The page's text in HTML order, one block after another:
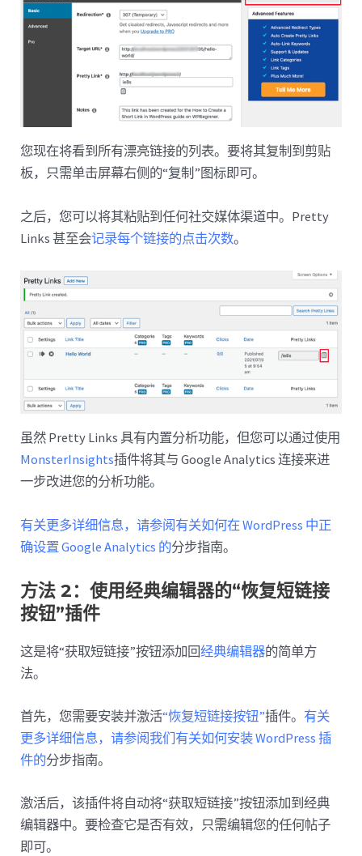
您现在将看到所有漂亮链接的列表。要将其复制到剪贴
板，只需单击屏幕右侧的“复制”图标即可。
之后，您可以将其粘贴到任何社交媒体渠道中。Pretty
Links 甚至会记录每个链接的点击次数。
虽然 Pretty Links 具有内置分析功能，但您可以通过使用
MonsterInsights插件将其与 Google Analytics 连接来进
一步改进您的分析功能。
有关更多详细信息，请参阅有关如何在 WordPress 中正
确设置 Google Analytics 的分步指南。
方法 2：使用经典编辑器的“恢复短链接
按钮”插件
这是将“获取短链接”按钮添加回经典编辑器的简单方
法。
首先，您需要安装并激活“恢复短链接按钮”插件。 有关
更多详细信息，请参阅我们有关如何安装 WordPress 插
件的分步指南。
激活后，该插件将自动将“获取短链接”按钮添加到经典
编辑器中。要检查它是否有效，只需编辑您的任何帖子
即可。